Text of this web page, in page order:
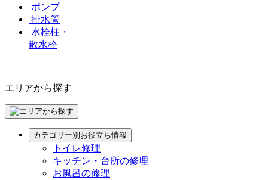
ポンプ
排水管
水栓柱・
散水栓
エリアから探す
カテゴリー別お役立ち情報
トイレ修理
キッチン・台所の修理
お風呂の修理